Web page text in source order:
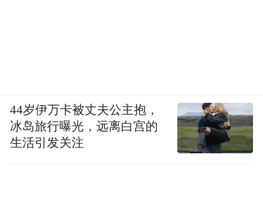
44岁伊万卡被丈夫公主抱，
冰岛旅行曝光，远离白宫的
生活引发关注